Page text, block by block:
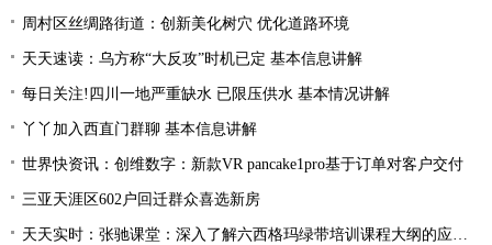
周村区丝绸路街道：创新美化树穴 优化道路环境
天天速读：乌方称“大反攻”时机已定 基本信息讲解
每日关注!四川一地严重缺水 已限压供水 基本情况讲解
丫丫加入西直门群聊 基本信息讲解
世界快资讯：创维数字：新款VR pancake1pro基于订单对客户交付
三亚天涯区602户回迁群众喜选新房
天天实时：张驰课堂：深入了解六西格玛绿带培训课程大纲的应用价值！